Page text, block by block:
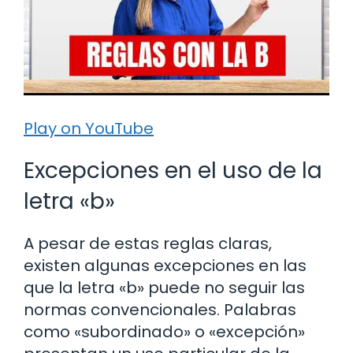
Play on YouTube
Excepciones en el uso de la
letra «b»
A pesar de estas reglas claras,
existen algunas excepciones en las
que la letra «b» puede no seguir las
normas convencionales. Palabras
como «subordinado» o «excepción»